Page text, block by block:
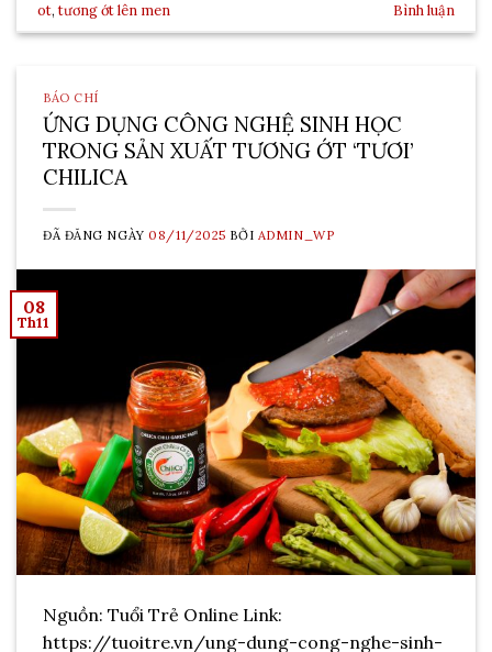
ot,tương ớt lên men Bình luận
BÁO CHÍ
ỨNG DỤNG CÔNG NGHỆ SINH HỌC
TRONG SẢN XUẤT TƯƠNG ỚT ‘TƯƠI’
CHILICA
ĐÃ ĐĂNG NGÀY08/11/2025 BỞI ADMIN_WP
08
Th11
Nguồn: Tuổi Trẻ Online Link:
https://tuoitre.vn/ung-dung-cong-nghe-sinh-